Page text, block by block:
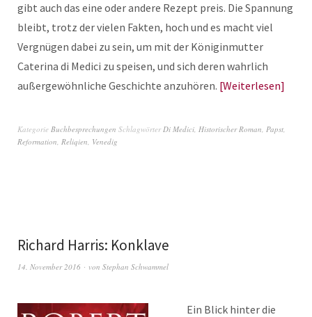
gibt auch das eine oder andere Rezept preis. Die Spannung
bleibt, trotz der vielen Fakten, hoch und es macht viel
Vergnügen dabei zu sein, um mit der Königinmutter
Caterina di Medici zu speisen, und sich deren wahrlich
außergewöhnliche Geschichte anzuhören. Weiterlesen
Kategorie Buchbesprechungen SchlagwörterDi Medici, Historischer Roman, Papst,
Reformation, Reliqien, Venedig
Richard Harris: Konklave
14. November 2016 von Stephan Schwammel
Ein Blick hinter die